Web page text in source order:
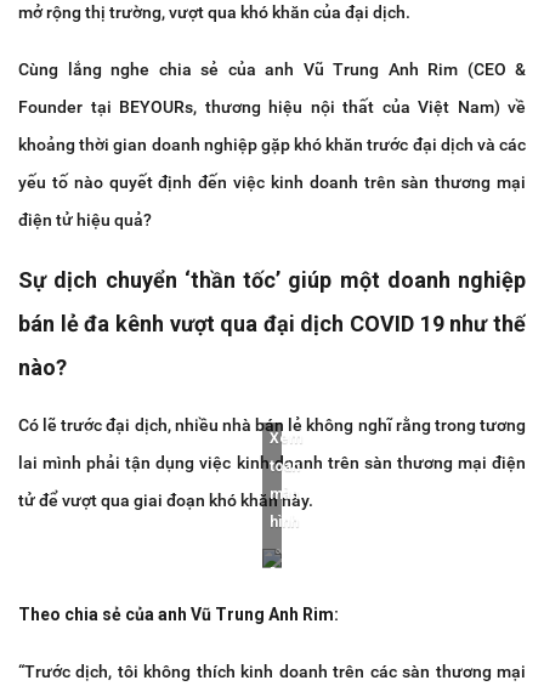
mở rộng thị trường, vượt qua khó khăn của đại dịch.
Cùng lắng nghe chia sẻ của anh Vũ Trung Anh Rim (CEO &
Founder tại BEYOURs, thương hiệu nội thất của Việt Nam) về
khoảng thời gian doanh nghiệp gặp khó khăn trước đại dịch và các
yếu tố nào quyết định đến việc kinh doanh trên sàn thương mại
điện tử hiệu quả?
Sự dịch chuyển ‘thần tốc’ giúp một doanh nghiệp
bán lẻ đa kênh vượt qua đại dịch COVID 19 như thế
nào?
Có lẽ trước đại dịch, nhiều nhà bán lẻ không nghĩ rằng trong tương
lai mình phải tận dụng việc kinh doanh trên sàn thương mại điện
tử để vượt qua giai đoạn khó khăn này.
Xem
toàn
màn
hình
Theo chia sẻ của anh Vũ Trung Anh Rim:
“Trước dịch, tôi không thích kinh doanh trên các sàn thương mại